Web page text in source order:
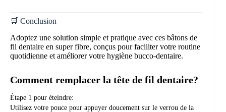
🛒 Conclusion
Adoptez une solution simple et pratique avec ces bâtons de
fil dentaire en super fibre, conçus pour faciliter votre routine
quotidienne et améliorer votre hygiène bucco-dentaire.
Comment remplacer la tête de fil dentaire?
Étape 1 pour éteindre:
Utilisez votre pouce pour appuyer doucement sur le verrou de la